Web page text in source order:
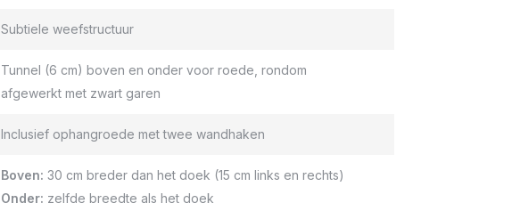
Subtiele weefstructuur
Tunnel (6 cm) boven en onder voor roede, rondom
afgewerkt met zwart garen
Inclusief ophangroede met twee wandhaken
Boven: 30 cm breder dan het doek (15 cm links en rechts)
Onder: zelfde breedte als het doek